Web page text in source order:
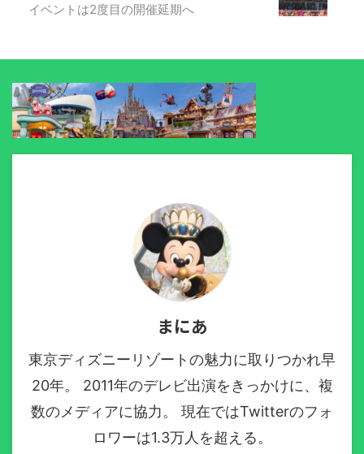
イベントは2度目の開催延期へ
まにあ
東京ディズニーリゾートの魅力に取りつかれ早
20年。 2011年のデレビ出演をきっかけに、複
数のメディアに協力。 現在ではTwitterのフォ
ロワーは1.3万人を超える。